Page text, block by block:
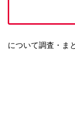
について調査・ま